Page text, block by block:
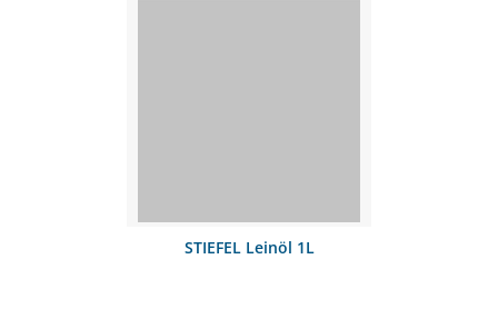
STIEFEL Leinöl 1L